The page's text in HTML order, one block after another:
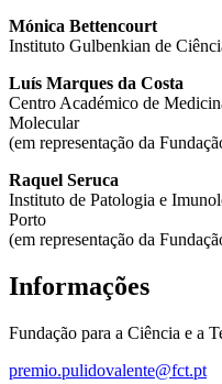
Mónica Bettencourt
Instituto Gulbenkian de
Luís Marques da Costa
Centro Académico de
Molecular
(em representação da
Raquel Seruca
Instituto de Patologia e
Porto
(em representação da
Informações
Fundação para a Ciência e a
premio.pulidovalente@fct.pt